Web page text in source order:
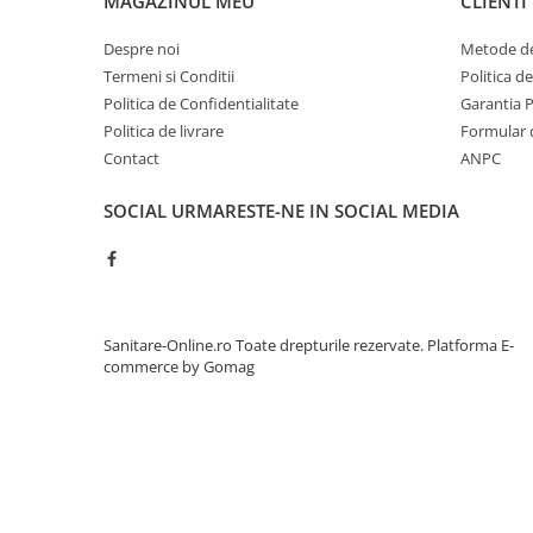
Despre noi
Termeni si Conditii
Politica de Confidentialitate
Politica de livrare
Contact
Metode
Politica
Garantia
Formular
ANPC
SOCIAL URMARESTE-NE IN SOCIAL MEDIA
Sanitare-Online.ro Toate drepturile rezervate. Platforma E-
commerce by Gomag